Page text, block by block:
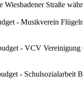
Wiesbadener Straße
- Musikverein
- VCV Vereinigung
- Schulsozialarbeit